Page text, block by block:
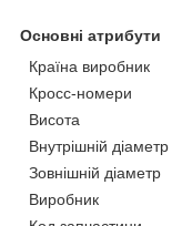
Основні атрибути
Країна виробник
Кросс-номери
Висота
Внутрішній діаметр
Зовнішній діаметр
Виробник